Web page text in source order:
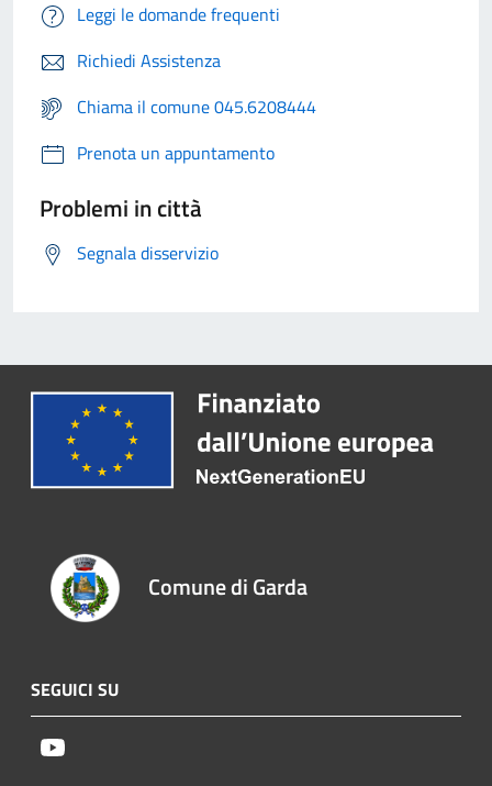
Leggi le domande frequenti
Richiedi Assistenza
Chiama il comune 045.6208444
Prenota un appuntamento
Problemi in città
Segnala disservizio
Comune di Garda
SEGUICI SU